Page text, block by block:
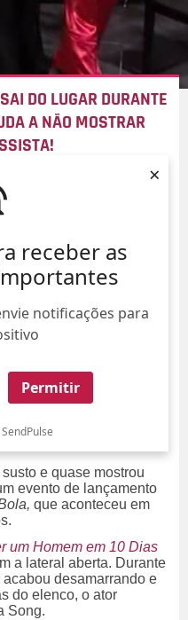
receber as
notificações para
Permitir
×
DO LUGAR DURANTE
A NÃO MOSTRAR
e quase mostrou
evento de lançamento
que aconteceu em
um Homem em 10 Dias
a lateral aberta. Durante
acabou desamarrando e
do elenco, o ator
Song.